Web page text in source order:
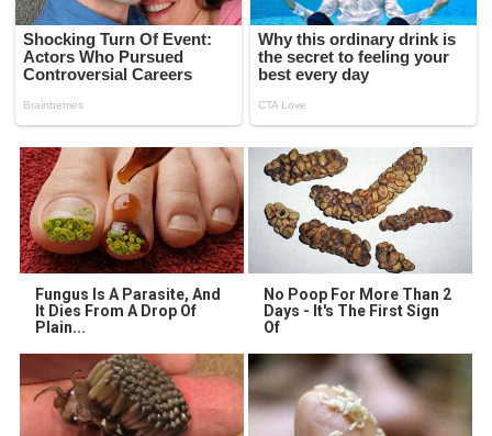
Fungus Is A Parasite, And
It Dies From A Drop Of
Plain...
No Poop For More Than 2
Days - It's The First Sign
Of